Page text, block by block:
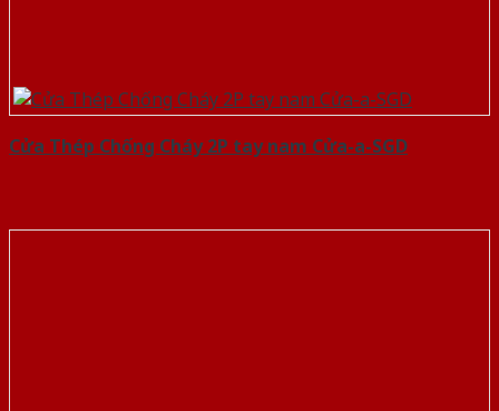
Cửa Thép Chống Cháy 2P tay nam Cửa-a-SGD